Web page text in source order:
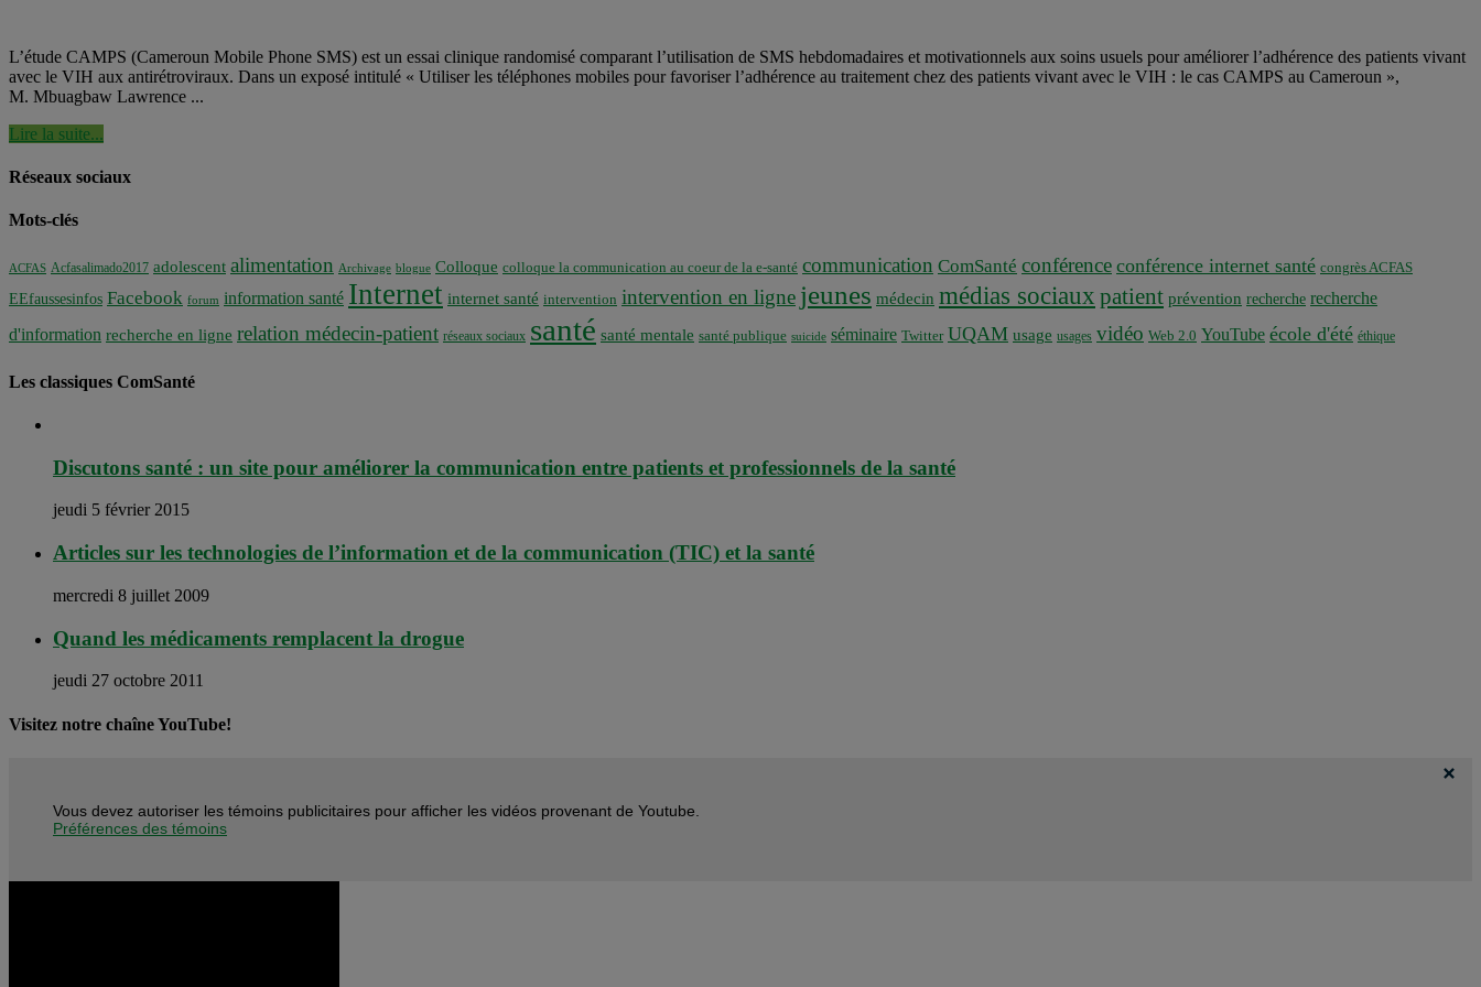
L’étude CAMPS (Cameroun Mobile Phone SMS) est un essai clinique randomisé comparant l’utilisation de SMS hebdomadaires et motivationnels aux soins usuels pour améliorer l’adhérence des patients vivant
avec le VIH aux antirétroviraux. Dans un exposé intitulé « Utiliser les téléphones mobiles pour favoriser l’adhérence au traitement chez des patients vivant avec le VIH : le cas CAMPS au Cameroun »,
M. Mbuagbaw Lawrence ...
Lire la suite...
Réseaux sociaux
Mots-clés
ACFAS Acfasalimado2017 adolescent alimentation Archivage blogue Colloque colloque la communication au coeur de la e-santé communication ComSanté conférence conférence internet santé congrès ACFAS
EEfaussesinfos Facebook forum information santé Internet internet santé intervention intervention en ligne jeunes médecin médias sociaux patient prévention recherche recherche
d'information recherche en ligne relation médecin-patient réseaux sociaux santé santé mentale santé publique suicide séminaire Twitter UQAM usage usages vidéo Web 2.0 YouTube école d'été éthique
Les classiques ComSanté
Discutons santé : un site pour améliorer la communication entre patients et professionnels de la santé
jeudi 5 février 2015
Articles sur les technologies de l’information et de la communication (TIC) et la santé
mercredi 8 juillet 2009
Quand les médicaments remplacent la drogue
jeudi 27 octobre 2011
Visitez notre chaîne YouTube!
Vous devez autoriser les témoins publicitaires pour afficher les vidéos provenant de Youtube.
Préférences des témoins